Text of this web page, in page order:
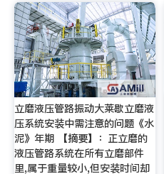
立磨液压管路振动大莱歇立磨液
压系统安装中需注意的问题《水
泥》年期 【摘要】：正立磨的
液压管路系统在所有立磨部件
里,属于重量较小,但安装时间却